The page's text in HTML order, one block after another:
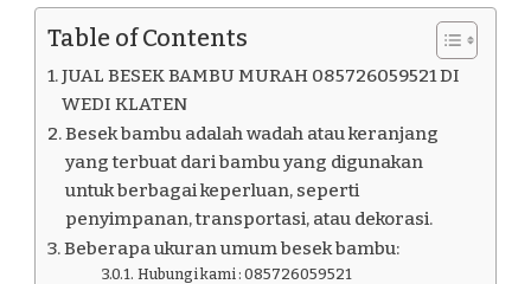
085726059521
KLATEN
Table of Contents
JUAL BESEK BAMBU MURAH 085726059521 DI
WEDI KLATEN
Besek bambu adalah wadah atau keranjang
yang terbuat dari bambu yang digunakan
untuk berbagai keperluan, seperti
penyimpanan, transportasi, atau dekorasi.
Beberapa ukuran umum besek bambu:
Hubungi kami : 085726059521